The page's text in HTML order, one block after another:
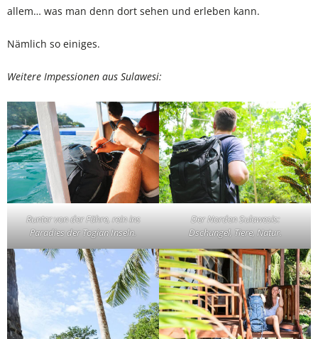
allem… was man denn dort sehen und erleben kann.
Nämlich so einiges.
Weitere Impessionen aus Sulawesi:
Runter von der Fähre, rein ins
Paradies der Togian Inseln.
Der Norden Sulawesis:
Dschungel, Tiere, Natur.